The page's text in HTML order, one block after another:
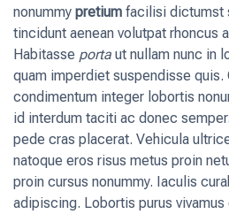
nonummy pretium facilisi dictumst
tincidunt aenean volutpat rhoncus
Habitasse porta ut nullam nunc in
quam imperdiet suspendisse quis.
condimentum integer lobortis
id interdum taciti ac donec
pede cras placerat. Vehicula
natoque eros risus metus proin
proin cursus nonummy. Iaculis
adipiscing. Lobortis purus